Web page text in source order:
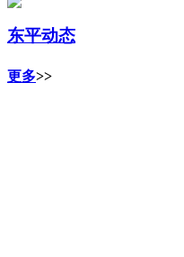
东平动态
更多>>